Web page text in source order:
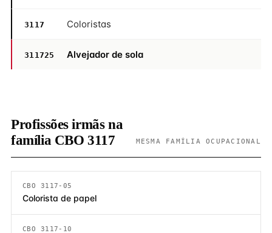
3117 Coloristas
311725 Alvejador de sola
Profissões irmãs na
família CBO 3117
MESMA FAMÍLIA OCUPACIONAL
CBO 3117-05
Colorista de papel
CBO 3117-10